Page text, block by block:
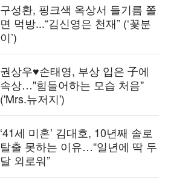
구성환, 핑크색 옥상서 들기름 쫄
면 먹방...“김신영은 천재” (‘꽃분
이’)
권상우♥손태영, 부상 입은 子에
속상…"힘들어하는 모습 처음"
('Mrs.뉴저지')
‘41세 미혼’ 김대호, 10년째 솔로
탈출 못하는 이유…“일년에 딱 두
달 외로워”